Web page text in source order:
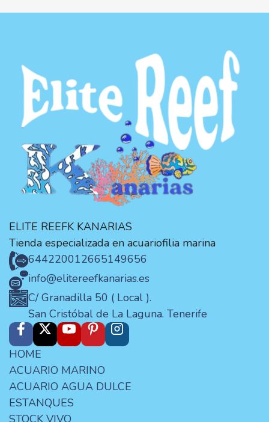
ELITE REEFK KANARIAS
Tienda especializada en acuariofilia marina
644220012665149656
info@elitereefkanarias.es
C/ Granadilla 50 ( Local ).
San Cristóbal de La Laguna. Tenerife
HOME
ACUARIO MARINO
ACUARIO AGUA DULCE
ESTANQUES
STOCK VIVO